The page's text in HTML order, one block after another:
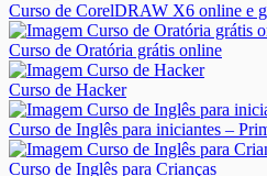
Curso de CorelDRAW X6 online e
Curso de Oratória grátis online
Curso de Hacker
Curso de Inglês para iniciantes –
Curso de Inglês para Crianças